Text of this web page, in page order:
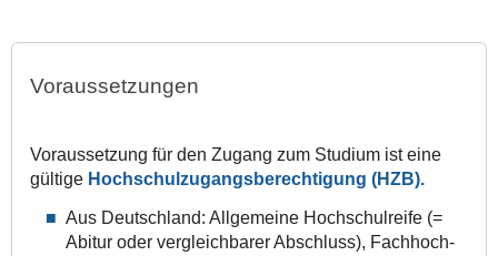
Voraussetzungen
Voraussetzung für den Zugang zum Studium ist eine
gültige Hochschulzugangsberechtigung (HZB).
Aus Deutschland: Allgemeine Hochschul­reife (=
Abitur oder vergleichbarer Abschluss), Fach­hoch­